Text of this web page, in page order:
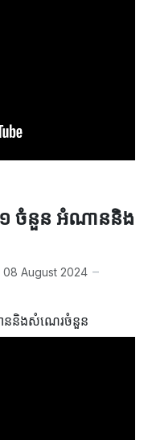
១ ចំនួន អំណាននិង
08 August 2024
ាននិងសំណេរចំនួន